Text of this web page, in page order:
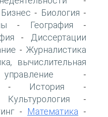
Бизнес - Биология -
- География -
-
Диссертации
- Журналистика
вычислительная
-
История -
Культурология -
- Математика -